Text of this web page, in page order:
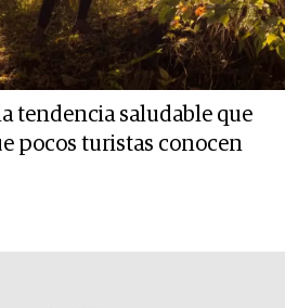
tendencia saludable que
pocos turistas conocen